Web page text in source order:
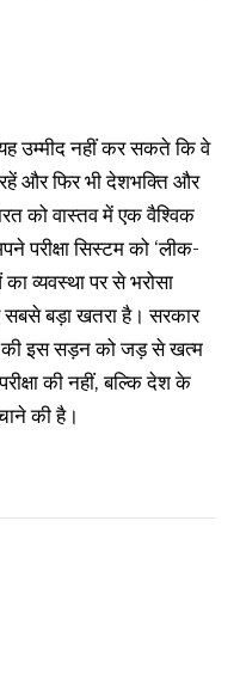
उम्मीद नहीं कर सकते कि वे
रहें और फिर भी देशभक्ति और
को वास्तव में एक वैश्विक
परीक्षा सिस्टम को ‘लीक-
व्यवस्था पर से भरोसा
बड़ा खतरा है। सरकार
की इस सड़न को जड़ से खत्म
की नहीं, बल्कि देश के
की है।